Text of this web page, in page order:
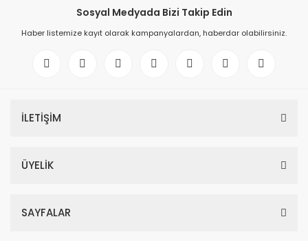
Sosyal Medyada Bizi Takip Edin
Haber listemize kayıt olarak kampanyalardan, haberdar olabilirsiniz.
İLETİŞİM
ÜYELİK
SAYFALAR